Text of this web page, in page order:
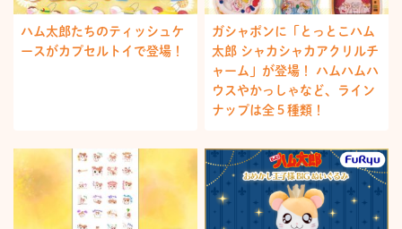
ハム太郎たちのティッシュケ
ースがカプセルトイで登場！
ガシャポンに「とっとこハム
太郎 シャカシャカアクリルチ
ャーム」が登場！ ハムハムハ
ウスやかっしゃなど、ライン
ナップは全５種類！